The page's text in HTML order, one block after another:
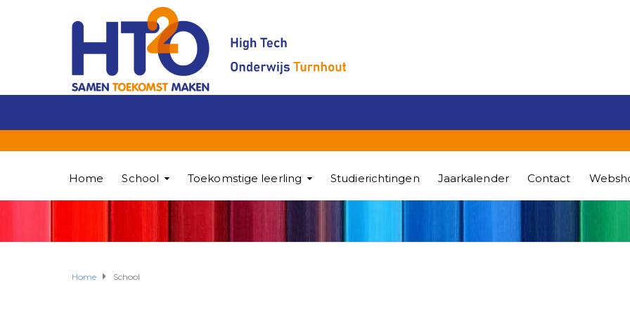
Home School Toekomstige leerling Studierichtingen Jaarkalender Contact
Home School